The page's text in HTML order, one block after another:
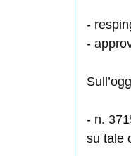
-
-
- n.
su tale